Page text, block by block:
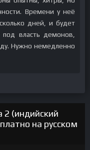
Времени у неё
дней, и будет
власть демонов,
Нужно немедленно
(индийский
на русском